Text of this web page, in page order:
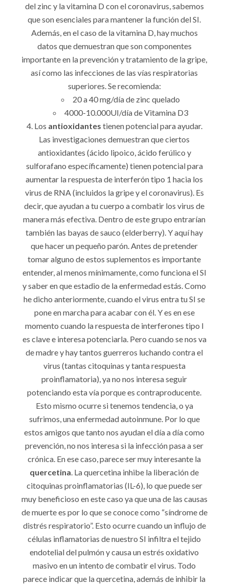
del zinc y la vitamina D con el coronavirus, sabemos
que son esenciales para mantener la función del SI.
Además, en el caso de la vitamina D, hay muchos
datos que demuestran que son componentes
importante en la prevención y tratamiento de la gripe,
así como las infecciones de las vías respiratorias
superiores. Se recomienda:
20 a 40 mg/día de zinc quelado
4000-10.000UI/día de Vitamina D3
Los antioxidantes tienen potencial para ayudar.
Las investigaciones demuestran que ciertos
antioxidantes (ácido lipoico, ácido ferúlico y
sulforafano específicamente) tienen potencial para
aumentar la respuesta de interferón tipo 1 hacia los
virus de RNA (incluidos la gripe y el coronavirus). Es
decir, que ayudan a tu cuerpo a combatir los virus de
manera más efectiva. Dentro de este grupo entrarían
también las bayas de sauco (elderberry). Y aquí hay
que hacer un pequeño parón. Antes de pretender
tomar alguno de estos suplementos es importante
entender, al menos mínimamente, como funciona el SI
y saber en que estadio de la enfermedad estás. Como
he dicho anteriormente, cuando el virus entra tu SI se
pone en marcha para acabar con él. Y es en ese
momento cuando la respuesta de interferones tipo I
es clave e interesa potenciarla. Pero cuando se nos va
de madre y hay tantos guerreros luchando contra el
virus (tantas citoquinas y tanta respuesta
proinflamatoria), ya no nos interesa seguir
potenciando esta vía porque es contraproducente.
Esto mismo ocurre si tenemos tendencia, o ya
sufrimos, una enfermedad autoinmune. Por lo que
estos amigos que tanto nos ayudan el día a día como
prevención, no nos interesa si la infección pasa a ser
crónica. En ese caso, parece ser muy interesante la
quercetina. La quercetina inhibe la liberación de
citoquinas proinflamatorias (IL-6), lo que puede ser
muy beneficioso en este caso ya que una de las causas
de muerte es por lo que se conoce como “síndrome de
distrés respiratorio”. Esto ocurre cuando un influjo de
células inflamatorias de nuestro SI infiltra el tejido
endotelial del pulmón y causa un estrés oxidativo
masivo en un intento de combatir el virus. Todo
parece indicar que la quercetina, además de inhibir la